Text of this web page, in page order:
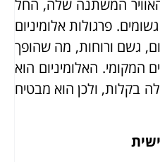
המשתנה שלה, החל
פרגולות אלומיניום
גשם ורוחות, מה שהופך
המקומי. האלומיניום הוא
בקלות, ולכן הוא מבטיח